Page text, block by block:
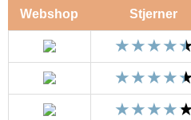
Webshop Stjerner